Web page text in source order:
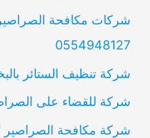
شركات مكافحة
0554948127
شركة تنظيف الستائر بالبخار بدبي
شركة للقضاء على الصراصير
شركة مكافحة الصراصير 0554948127